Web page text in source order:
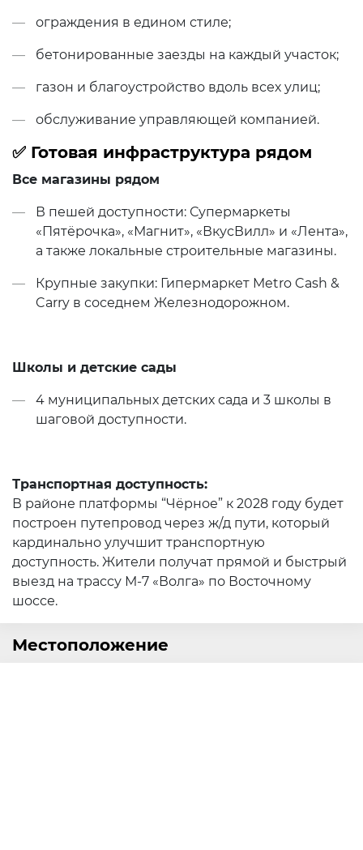
ограждения в едином стиле;
бетонированные заезды на каждый участок;
газон и благоустройство вдоль всех улиц;
обслуживание управляющей компанией.
✅ Готовая инфраструктура рядом
Все магазины рядом
В пешей доступности: Супермаркеты
«Пятёрочка», «Магнит», «ВкусВилл» и «Лента»,
а также локальные строительные магазины.
Крупные закупки: Гипермаркет Metro Cash &
Carry в соседнем Железнодорожном.
Школы и детские сады
4 муниципальных детских сада и 3 школы в
шаговой доступности.
Транспортная доступность:
В районе платформы “Чёрное” к 2028 году будет
построен путепровод через ж/д пути, который
кардинально улучшит транспортную
доступность. Жители получат прямой и быстрый
выезд на трассу М-7 «Волга» по Восточному
шоссе.
Местоположение